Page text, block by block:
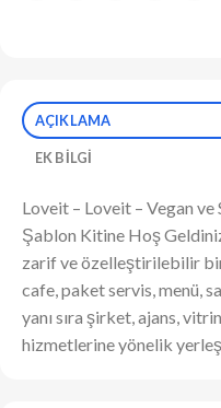
AÇIKLAMA
EK BILGI
Loveit – Loveit – Vegan ve
Şablon Kitine Hoş
zarif ve özelleştirilebilir
cafe, paket servis, menü,
yanı sıra şirket, ajans,
hizmetlerine yönelik